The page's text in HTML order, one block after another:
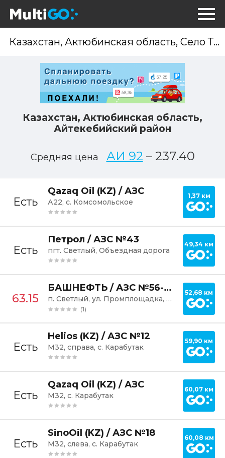
Казахстан, Актюбинская область,
Айтекебийский район
Средняя цена АИ 92 – 237.40
Есть
Qazaq Oil (KZ) / АЗС
А22, с. Комсомольское
1,37 км
Есть
Петрол / АЗС №43
пгт. Светлый, Объездная дорога
49,34 км
63.15
БАШНЕФТЬ / АЗС №56-041
п. Светлый, ул. Промплощадка, 7А
(1)
52,68 км
Есть
Helios (KZ) / АЗС №12
М32, справа, с. Карабутак
59,90 км
Есть
Qazaq Oil (KZ) / АЗС
М32, с. Карабутак
60,07 км
Есть
SinoOil (KZ) / АЗС №18
М32, слева, с. Карабутак
60,08 км